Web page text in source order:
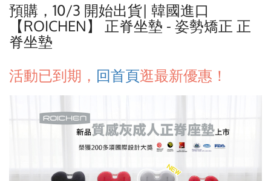
預購，10/3 開始出貨| 韓國進口
【ROICHEN】 正脊坐墊 - 姿勢矯正 正
脊坐墊
活動已到期， 回首頁逛最新優惠！